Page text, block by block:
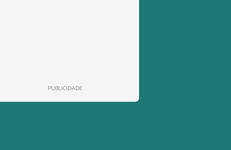
PUBLICIDADE